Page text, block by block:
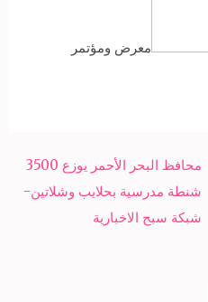
معرض ومؤتمر
محافظ البحر الأحمر يوزع 3500
شنطة مدرسية بحلايب وشلاتين-
شبكة سبح الاخبارية